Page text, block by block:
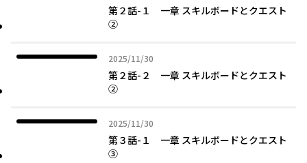
第２話-１ 一章 スキルボードとクエスト
②
2025/11/30
2025年11月30日
第２話-２ 一章 スキルボードとクエスト
②
2025/11/30
2025年11月30日
第３話-１ 一章 スキルボードとクエスト
③